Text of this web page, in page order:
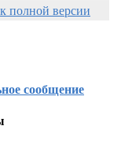
к полной версии
сообщение